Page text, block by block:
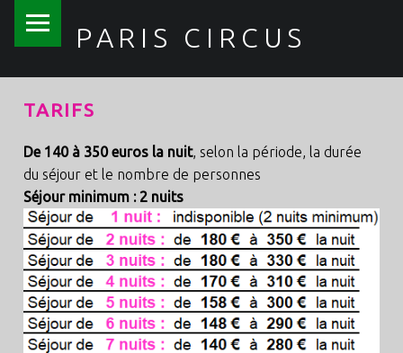
PARIS CIRCUS
TARIFS
De 140 à 350 euros la nuit, selon la période, la durée
du séjour et le nombre de personnes
Séjour minimum : 2 nuits